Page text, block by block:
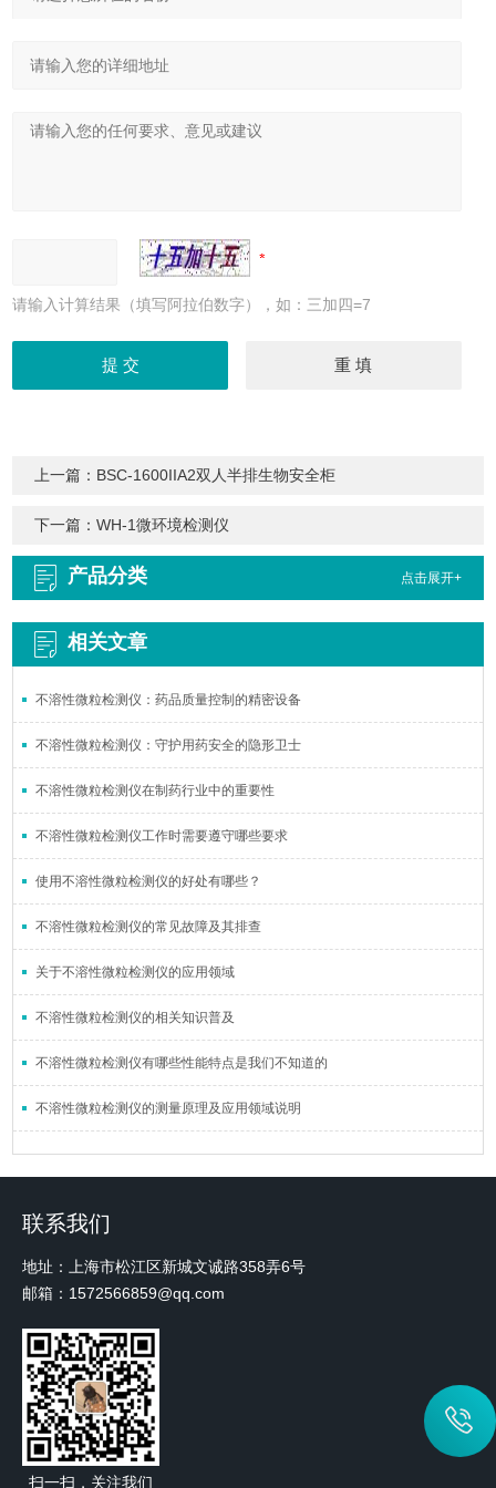
请输入计算结果（填写阿拉伯数字），如：三加四=7
上一篇： BSC-1600IIA2双人半排生物安全柜
下一篇：WH-1微环境检测仪
产品分类 点击展开+
相关文章
不溶性微粒检测仪：药品质量控制的精密设备
不溶性微粒检测仪：守护用药安全的隐形卫士
不溶性微粒检测仪在制药行业中的重要性
不溶性微粒检测仪工作时需要遵守哪些要求
使用不溶性微粒检测仪的好处有哪些？
不溶性微粒检测仪的常见故障及其排查
关于不溶性微粒检测仪的应用领域
不溶性微粒检测仪的相关知识普及
不溶性微粒检测仪有哪些性能特点是我们不知道的
不溶性微粒检测仪的测量原理及应用领域说明
联系我们
地址：上海市松江区新城文诚路358弄6号
邮箱：1572566859@qq.com
扫一扫，关注我们